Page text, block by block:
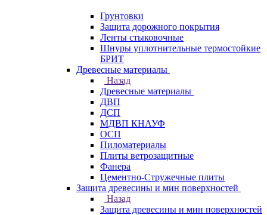
Грунтовки
Защита дорожного покрытия
Ленты стыковочные
Шнуры уплотнительные термостойкие
БРИТ
Древесные материалы
Назад
Древесные материалы
ДВП
ДСП
МДВП КНАУФ
ОСП
Пиломатериалы
Плиты ветрозащитные
Фанера
Цементно-Стружечные плиты
Защита древесины и мин поверхностей
Назад
Защита древесины и мин поверхностей